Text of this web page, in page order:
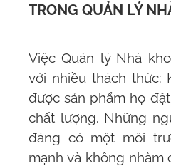
TRONG QUẢN LÝ
Việc Quản lý Nhà
với nhiều thách thức:
được sản phẩm họ
chất lượng. Những
đáng có một môi
mạnh và không nhàm